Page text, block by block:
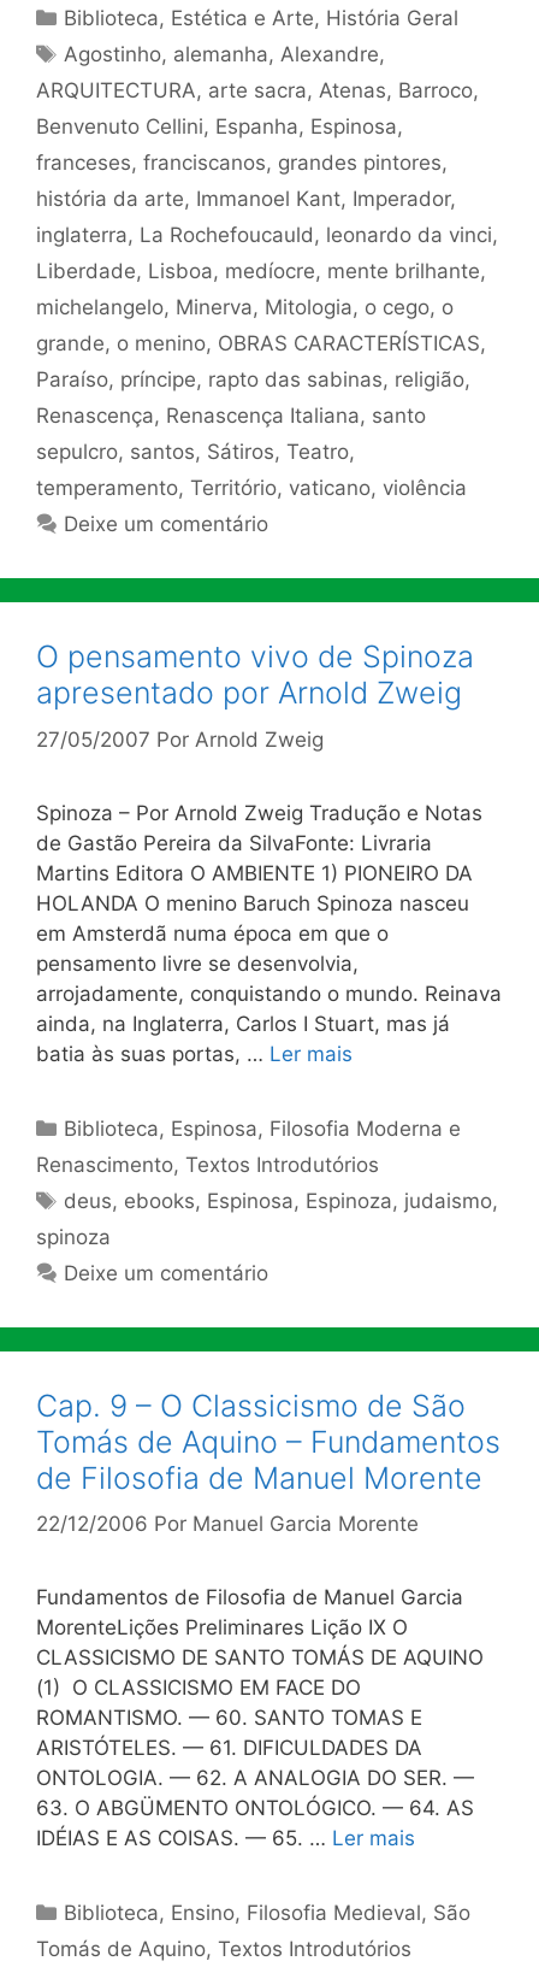
Categorias
Biblioteca, Estética e Arte, História Geral
Tags
Agostinho, alemanha,Alexandre,
ARQUITECTURA, arte sacra, Atenas, Barroco,
Benvenuto Cellini, Espanha, Espinosa,
franceses, franciscanos, grandes pintores,
história da arte, Immanoel Kant, Imperador,
inglaterra, La Rochefoucauld, leonardo da vinci,
Liberdade, Lisboa, medíocre, mente brilhante,
michelangelo, Minerva, Mitologia, o cego, o
grande, o menino, OBRAS CARACTERÍSTICAS,
Paraíso, príncipe, rapto das sabinas, religião,
Renascença, Renascença Italiana, santo
sepulcro, santos, Sátiros, Teatro,
temperamento, Território, vaticano, violência
Deixe um comentário
O pensamento vivo de Spinoza
apresentado por Arnold Zweig
27/05/2007 Por Arnold Zweig
Spinoza – Por Arnold Zweig Tradução e Notas
de Gastão Pereira da SilvaFonte: Livraria
Martins Editora O AMBIENTE 1) PIONEIRO DA
HOLANDA O menino Baruch Spinoza nasceu
em Amsterdã numa época em que o
pensamento livre se desenvolvia,
arrojadamente, conquistando o mundo. Reinava
ainda, na Inglaterra, Carlos I Stuart, mas já
batia às suas portas, … Ler mais
Categorias
Biblioteca, Espinosa, Filosofia Moderna e
Renascimento, Textos Introdutórios
Tags
deus, ebooks, Espinosa, Espinoza, judaismo,
spinoza
Deixe um comentário
Cap. 9 – O Classicismo de São
Tomás de Aquino – Fundamentos
de Filosofia de Manuel Morente
22/12/2006 Por Manuel Garcia Morente
Fundamentos de Filosofia de Manuel Garcia
MorenteLições Preliminares Lição IX O
CLASSICISMO DE SANTO TOMÁS DE AQUINO
(1) O CLASSICISMO EM FACE DO
ROMANTISMO. — 60. SANTO TOMAS E
ARISTÓTELES. — 61. DIFICULDADES DA
ONTOLOGIA. — 62. A ANALOGIA DO SER. —
63. O ABGÜMENTO ONTOLÓGICO. — 64. AS
IDÉIAS E AS COISAS. — 65. … Ler mais
Categorias
Biblioteca, Ensino, Filosofia Medieval, São
Tomás de Aquino, Textos Introdutórios